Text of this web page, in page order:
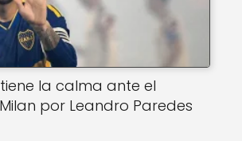
la calma ante el
por Leandro Paredes